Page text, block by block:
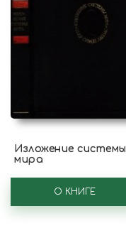
Изложение системы
мира
О КНИГЕ